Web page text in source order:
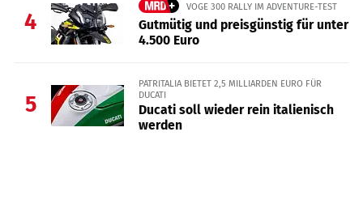
4
VOGE 300 RALLY IM ADVENTURE-TEST
Gutmütig und preisgünstig für unter
4.500 Euro
5
PATRITALIA BIETET 2,5 MILLIARDEN EURO FÜR
DUCATI
Ducati soll wieder rein italienisch
werden